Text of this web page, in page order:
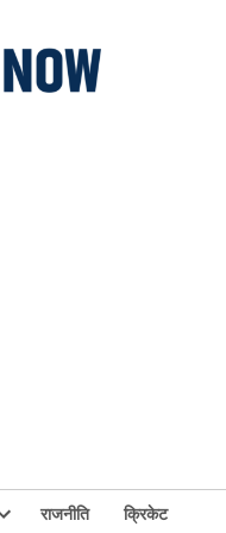
राजनीति
क्रिकेट